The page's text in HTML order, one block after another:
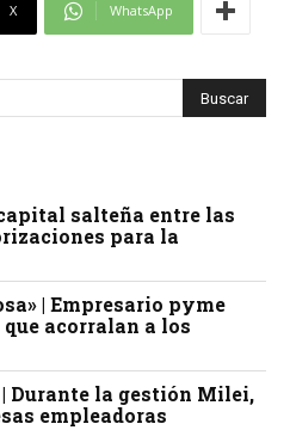
X WhatsApp
salteña entre las
para la
| Empresario pyme
acorralan a los
Durante la gestión Milei,
empleadoras